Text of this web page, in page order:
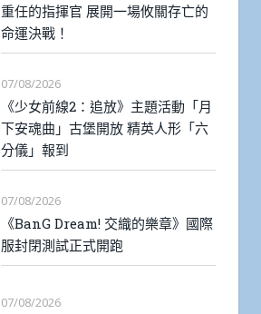
重任的指揮官 展開一場攸關存亡的
命運決戰！
07/08/2026
《少女前線2：追放》主題活動「月
下安魂曲」古堡開放 精英人形「六
分儀」報到
07/08/2026
《BanG Dream! 交織的樂章》國際
服封閉測試正式開跑
07/08/2026